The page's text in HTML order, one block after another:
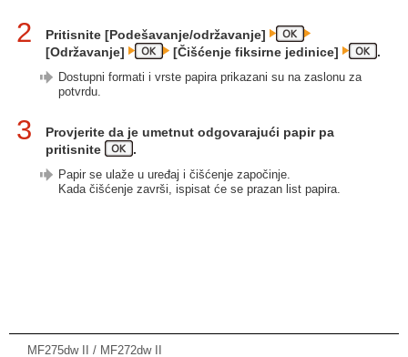
2
Pritisnite [Podešavanje/održavanje]
[Održavanje]
[Čišćenje fiksirne jedinice] .
Dostupni formati i vrste papira prikazani su na zaslonu za
potvrdu.
3
Provjerite da je umetnut odgovarajući papir pa
pritisnite
.
Papir se ulaže u uređaj i čišćenje započinje.
Kada čišćenje završi, ispisat će se prazan list papira.
MF275dw II / MF272dw II